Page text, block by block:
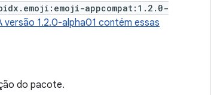
appcompat:1.2.0-
versão 1.2.0-alpha01 contém essas
do pacote.